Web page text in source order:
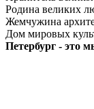
Родина великих
Жемчужина
Дом мировых
Петербург - это